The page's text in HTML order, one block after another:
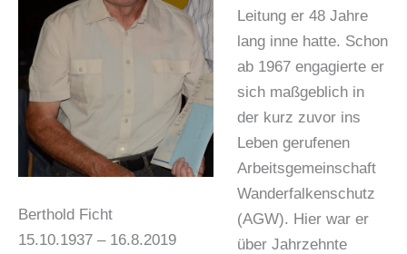
Berthold Ficht
15.10.1937 – 16.8.2019
Leitung er 48 Jahre
lang inne hatte. Schon
ab 1967 engagierte er
sich maßgeblich in
der kurz zuvor ins
Leben gerufenen
Arbeitsgemeinschaft
Wanderfalkenschutz
(AGW). Hier war er
über Jahrzehnte